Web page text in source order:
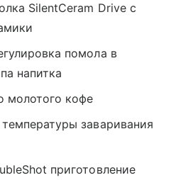
SilentCeram Drive с
помола в
напитка
молотого кофе
заваривания
приготовление